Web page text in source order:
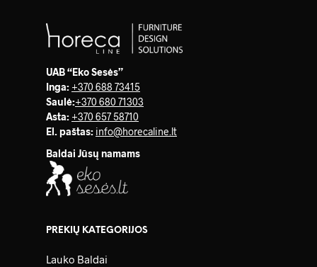
UAB “Eko Sesės”
Inga: +370 688 73415
Saulė:+370 680 71303
Asta: +370 657 58710
El. paštas: info@horecaline.lt
Baldai Jūsų namams
PREKIŲ KATEGORIJOS
Lauko Baldai